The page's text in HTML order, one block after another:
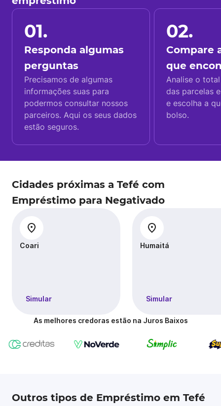
01.
Responda algumas
perguntas
Precisamos de algumas
informações suas para
podermos consultar nossos
parceiros. Aqui os seus dados
estão seguros.
02.
Compare
que
Analise o
das parcelas
e escolha a
bolso.
Cidades próximas a Tefé com
Empréstimo para Negativado
Coari
Simular
Humaitá
Simular
As melhores credoras estão na Juros Baixos
Outros tipos de Empréstimo em Tefé